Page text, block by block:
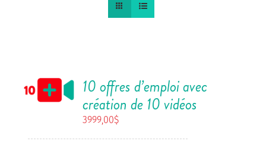
10 offres d’emploi avec
création de 10 vidéos
3999,00$